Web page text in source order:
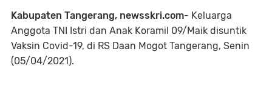
Kabupaten Tangerang, newsskri.com- Keluarga
Anggota TNI Istri dan Anak Koramil 09/Maik disuntik
Vaksin Covid-19, di RS Daan Mogot Tangerang, Senin
(05/04/2021).